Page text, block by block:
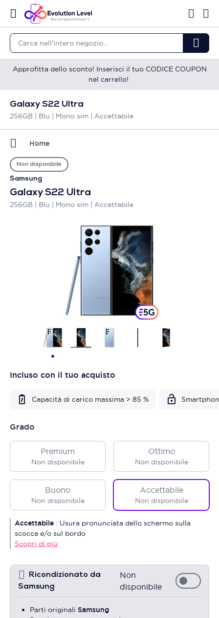
Approfitta dello sconto! Inserisci il tuo CODICE COUPON
nel carrello!
Galaxy S22 Ultra
256GB | Blu | Mono sim | Accettabile
Home
Samsung
Galaxy S22 Ultra
256GB | Blu | Mono sim | Accettabile
Non disponibile
Incluso con il tuo acquisto
Capacità di carico massima > 85 %
Grado
Premium
Non disponibile
Ottimo
Non disponibile
Buono
Non disponibile
Accettabile
Non disponibile
Accettabile : Usura pronunciata dello schermo sulla
scocca e/o sul bordo
Scopri di più
Ricondizionato da
Samsung
Non
disponibile
Parti originali Samsung